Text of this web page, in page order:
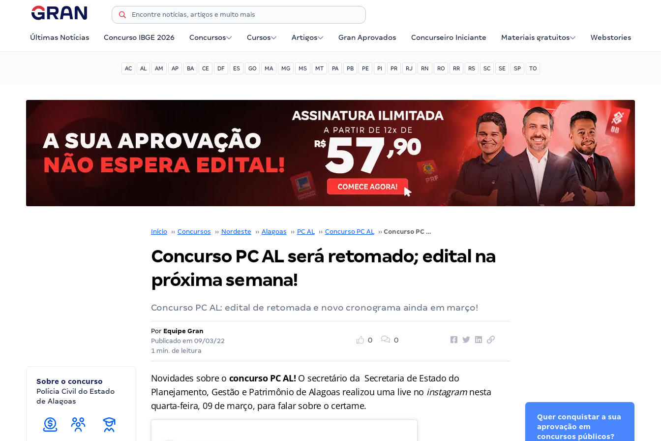
Últimas Notícias Concurso IBGE 2026 Concursos Cursos Artigos Gran Aprovados Concurseiro Iniciante Materiais gratuitos Webstories
AC AL AM AP BA CE DF ES GO MA MG MS MT PA PB PE PI PR RJ RN RO RR RS SC SE SP TO
Início ›› Concursos ›› Nordeste ›› Alagoas ›› PC AL ›› Concurso PC AL ›› Concurso PC AL será retomado; edital na próxima semana!
Concurso PC AL será retomado; edital na
próxima semana!
Concurso PC AL: edital de retomada e novo cronograma ainda em março!
Por Equipe Gran
Publicado em 09/03/22
1 min. de leitura
0 0
Sobre o concurso
Polícia Civil do Estado
de Alagoas
Novidades sobre o concurso PC AL! O secretário da Secretaria de Estado do
Planejamento, Gestão e Patrimônio de Alagoas realizou uma live no instagramnesta
quarta-feira, 09 de março, para falar sobre o certame.
Quer conquistar a sua
aprovação em
concursos públicos?